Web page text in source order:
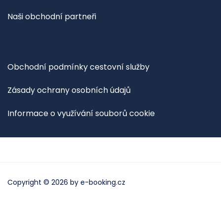
Naši obchodní partneři
Obchodní podmínky cestovní služby
Zásady ochrany osobních údajů
Informace o využívání souborů cookie
Copyright © 2026 by e-booking.cz